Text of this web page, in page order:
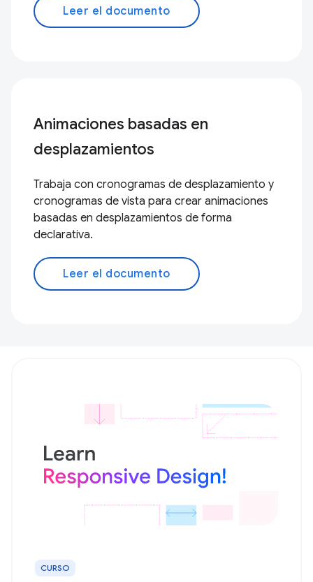
Leer el documento
Animaciones basadas en
desplazamientos
Trabaja con cronogramas de desplazamiento y
cronogramas de vista para crear animaciones
basadas en desplazamientos de forma
declarativa.
Leer el documento
CURSO